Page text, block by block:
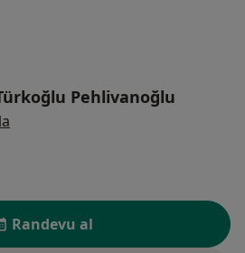
Pehlivanoğlu
Randevu al